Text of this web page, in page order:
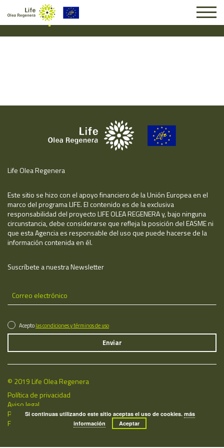
Suscripción #16908
Life Olea Regenera
Este sitio se hizo con el apoyo financiero de la Unión Europea en el
marco del programa LIFE. El contenido es de la exclusiva
responsabilidad del proyecto LIFE OLEA REGENERA y, bajo ninguna
circunstancia, debe considerarse que refleja la posición del EASME ni
que esta Agencia es responsable del uso que puede hacerse de la
información contenida en él.
Suscríbete a nuestra Newsletter
Aceptolas condiciones y términos de uso
© 2019 Life Olea Regenera
Política de privacidad
Aviso legal
Política de cookies
Fecha de última actualización: 06/08/2026
Si continuas utilizando este sitio aceptas el uso de cookies.más
información
Aceptar